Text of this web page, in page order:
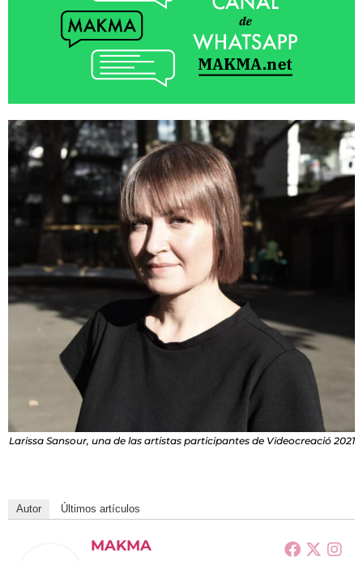
Larissa Sansour, una de las artistas participantes de Videocreació 2021
Autor Últimos artículos
MAKMA